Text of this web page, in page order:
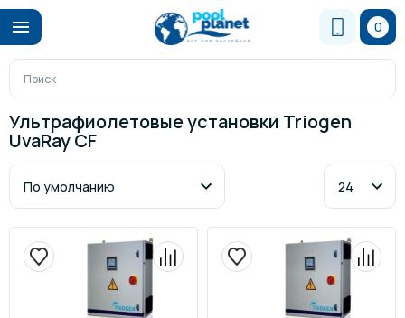
0
Ультрафиолетовые установки Triogen
UvaRay CF